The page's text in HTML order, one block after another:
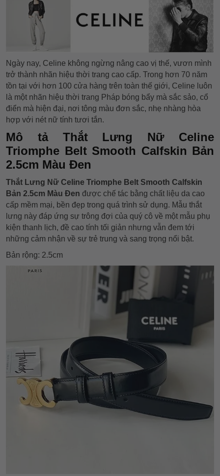
Ngày nay, Celine không ngừng nâng cao vị thế, vươn mình
trở thành nhãn hiệu thời trang cao cấp. Trong hơn 70 năm
tồn tại với hơn 100 cửa hàng trên toàn thế giới, Celine luôn
là một nhãn hiệu thời trang Pháp bóng bẩy mà sắc sảo, cổ
điển mà hiện đại, nơi tông màu đơn sắc, nhẹ nhàng hòa
hợp với nét nữ tính tươi tắn.
Mô tả Thắt Lưng Nữ Celine
Triomphe Belt Smooth Calfskin Bản
2.5cm Màu Đen
Thắt Lưng Nữ Celine Triomphe Belt Smooth Calfskin
Bản 2.5cm Màu Đen được chế tác bằng chất liệu da cao
cấp mềm mại, bền đẹp trong quá trình sử dụng. Mẫu thắt
lưng này đáp ứng sự trông đợi của quý cô về một mẫu phụ
kiện thanh lịch, đề cao tính tối giản nhưng vẫn đem tới
những cảm nhận về sự trẻ trung và sang trọng nổi bật.
Bản rộng: 2.5cm